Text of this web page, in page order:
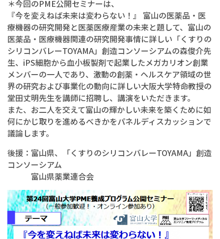
＊今回のPME公開セミナーは、
『今を変えねば未来は変わらない！』 富山の医薬品・医
療機器の研究開発と医薬医療産業の未来と題して、富山の
医薬品・医療機器関連の研究開発事情に詳しい「くすりの
シリコンバレーTOYAMA」創造コンソーシアムの森俊介先
生、iPS細胞から血小板製剤で起業したメガカリオン創業
メンバーの一人であり、激動の創薬・ヘルスケア領域の世
界の研究および事業化の動向に詳しい大阪大学特命教授の
堂田丈明先生を講師に招聘し、講演をいただきます。
また、お二人を交えて富山の輝かしい未来を築くために如
何にかじ取りを進めるべきかをパネルディスカッションで
議論します。
後援：富山県、「くすりのシリコンバレーTOYAMA」創造
コンソーシアム
富山県薬業連合会